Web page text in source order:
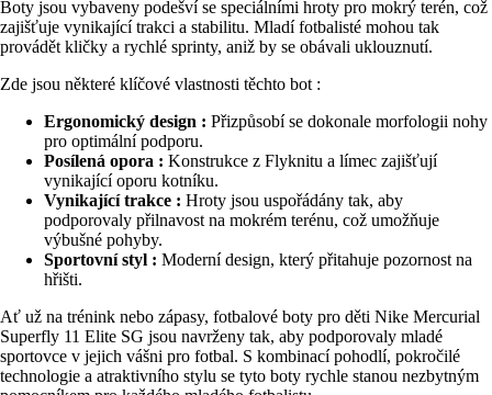
Boty jsou vybaveny podešví se speciálními hroty pro mokrý terén, což
zajišťuje vynikající trakci a stabilitu. Mladí fotbalisté mohou tak
provádět kličky a rychlé sprinty, aniž by se obávali uklouznutí.
Zde jsou některé klíčové vlastnosti těchto bot :
Ergonomický design : Přizpůsobí se dokonale morfologii nohy
pro optimální podporu.
Posílená opora : Konstrukce z Flyknitu a límec zajišťují
vynikající oporu kotníku.
Vynikající trakce : Hroty jsou uspořádány tak, aby
podporovaly přilnavost na mokrém terénu, což umožňuje
výbušné pohyby.
Sportovní styl : Moderní design, který přitahuje pozornost na
hřišti.
Ať už na trénink nebo zápasy, fotbalové boty pro děti Nike Mercurial
Superfly 11 Elite SG jsou navrženy tak, aby podporovaly mladé
sportovce v jejich vášni pro fotbal. S kombinací pohodlí, pokročilé
technologie a atraktivního stylu se tyto boty rychle stanou nezbytným